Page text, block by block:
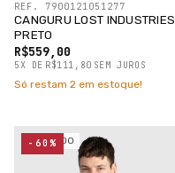
CANGURU LOST INDUSTRIES
PRETO
R$559,00
5X DE R$111,80 SEM JUROS
REF. 7900121051277
Só restam 2 em estoque!
ESGOTADO
-60%